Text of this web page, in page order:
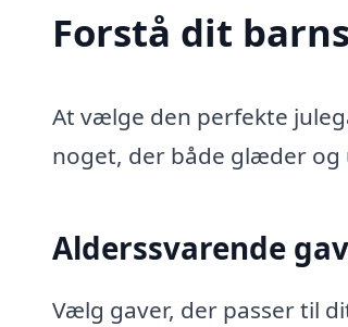
Forstå dit
At vælge den perfekte
noget, der både glæder og
Alderssvarende
Vælg gaver, der passer til